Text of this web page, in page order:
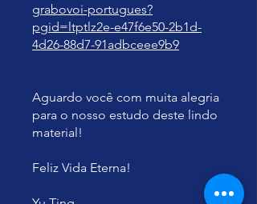
grabovoi-portugues?
pgid=ltptlz2e-e47f6e50-2b1d-
4d26-88d7-91adbceee9b9
Aguardo você com muita alegria
para o nosso estudo deste lindo
material!
Feliz Vida Eterna!